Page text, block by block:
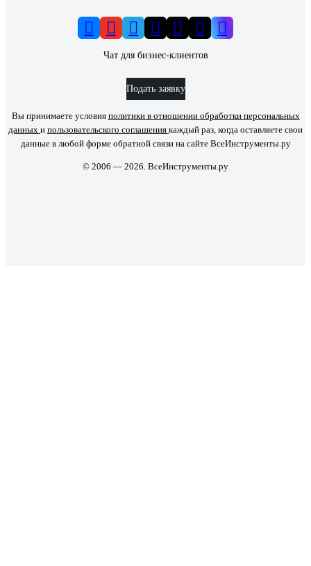
Чат для бизнес-клиентов
Подать заявку
Вы принимаете условия политики в отношении обработки персональных
данных и пользовательского соглашения каждый раз, когда оставляете свои
данные в любой форме обратной связи на сайте ВсеИнструменты.ру
© 2006 — 2026. ВсеИнструменты.ру